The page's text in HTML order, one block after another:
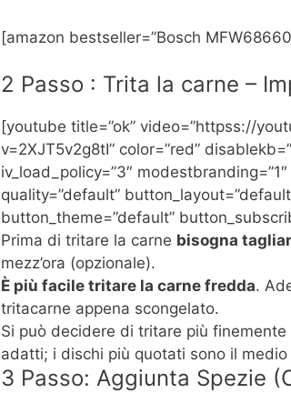
[amazon bestseller=”Bosch
2 Passo : Trita la carne –
[youtube title=”ok” video=”httpss://
v=2XJT5v2g8tI” color=”red”
iv_load_policy=”3″
quality=”default”
button_theme=”default”
Prima di tritare la carne bisogna
mezz’ora (opzionale).
È più facile tritare la carne fredda.
tritacarne appena scongelato.
Si può decidere di tritare più
adatti; i dischi più quotati sono il medio
3 Passo: Aggiunta Spezie